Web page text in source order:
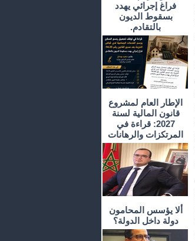
فراغ إجرائي يهدد
بسقوط الديون
بالتقادم.
الإطار العام لمشروع
قانون المالية لسنة
2027: قراءة في
المرتكزات والرهانات
ألا يؤسس المحامون
دولة داخل الدولة؟